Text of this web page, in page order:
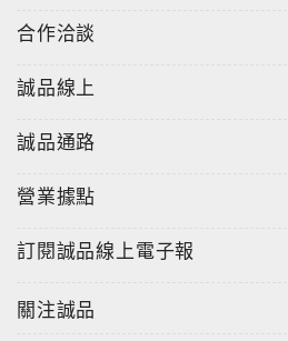
合作洽談
誠品線上
誠品通路
營業據點
訂閱誠品線上電子報
關注誠品